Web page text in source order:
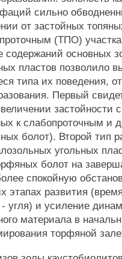
сильно
от застойных
(ТПО)
содержаний основных
пластов позволило
типа их поведения,
Первый
застойности
к слабопроточным и
болот). Второй тип
угольных
болот на
спокойную
этапах развития
угля) и усиление
материала в
торфяной